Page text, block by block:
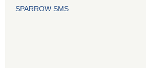
SPARROW SMS